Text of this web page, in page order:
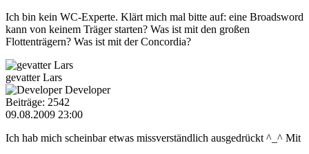
Ich bin kein WC-Experte. Klärt mich mal bitte auf: eine Broadsword
kann von keinem Träger starten? Was ist mit den großen
Flottenträgern? Was ist mit der Concordia?
gevatter Lars
Developer
Beiträge: 2542
09.08.2009 23:00
Ich hab mich scheinbar etwas missverständlich ausgedrückt ^_^ Mit